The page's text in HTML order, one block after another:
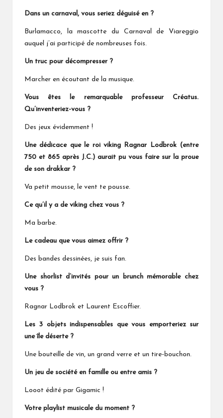
Dans un carnaval, vous seriez déguisé en ?
Burlamacco, la mascotte du Carnaval de Viareggio
auquel j’ai participé de nombreuses fois.
Un truc pour décompresser ?
Marcher en écoutant de la musique.
Vous êtes le remarquable professeur Créatus.
Qu’inventeriez-vous ?
Des jeux évidemment !
Une dédicace que le roi viking Ragnar Lodbrok (entre
750 et 865 après J.C.) aurait pu vous faire sur la proue
de son drakkar ?
Va petit mousse, le vent te pousse.
Ce qu’il y a de viking chez vous ?
Ma barbe.
Le cadeau que vous aimez offrir ?
Des bandes dessinées, je suis fan.
Une shorlist d’invités pour un brunch mémorable chez
vous ?
Ragnar Lodbrok et Laurent Escoffier.
Les 3 objets indispensables que vous emporteriez sur
une île déserte ?
Une bouteille de vin, un grand verre et un tire-bouchon.
Un jeu de société en famille ou entre amis ?
Looot édité par Gigamic !
Votre playlist musicale du moment ?